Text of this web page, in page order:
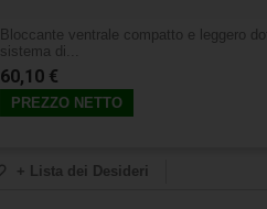
Bloccante ventrale compatto e leggero
sistema di...
60,10 €
PREZZO NETTO
+ Lista dei Desideri